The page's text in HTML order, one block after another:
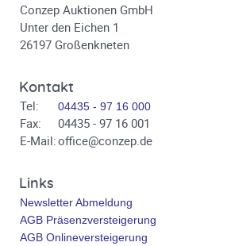
Conzep Auktionen GmbH
Unter den Eichen 1
26197 Großenkneten
Kontakt
Tel: 04435 - 97 16 000
Fax:
04435 - 97 16 001
E-Mail:office@conzep.de
Links
Newsletter Abmeldung
AGB Präsenzversteigerung
AGB Onlineversteigerung